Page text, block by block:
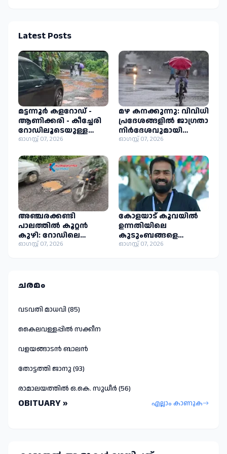
Latest Posts
മട്ടന്നൂർ കളറോഡ് -
ആണിക്കരി - കീച്ചേരി
റോഡിലൂടെയുള്ള
യാത്ര ദുഷ്‌കരം; റോഡ്
നാട്ടുകാർ
ഓഗസ്റ്റ് 07, 2026
മഴ കനക്കുന്നു: വിവിധി
പ്രദേശങ്ങളിൽ ജാഗ്രതാ
നിർദേശവുമായി
ചിറ്റാരിപ്പറമ്പ്
ഓഗസ്റ്റ് 07, 2026
അഞ്ചരക്കണ്ടി
പാലത്തിൽ കൂറ്റൻ
കുഴി: റോഡിലെ
അപകടക്കെണി
ഓഗസ്റ്റ് 07, 2026
കോളയാട് കൂവയിൽ
ഉന്നതിയിലെ
കുടുംബങ്ങളെ
മാറ്റിപ്പാർപ്പിക്കണം:
ഓഗസ്റ്റ് 07, 2026
ചരമം
വടവതി മാധവി (85)
കൈലവള്ളപ്പിൽ സക്കീന
വളയങ്ങാടൻ ബാലൻ
തോട്ടത്തി ജാനു (93)
രാമാലയത്തിൽ ഒ.കെ. സുധീർ (56)
OBITUARY » എല്ലാം കാണുക